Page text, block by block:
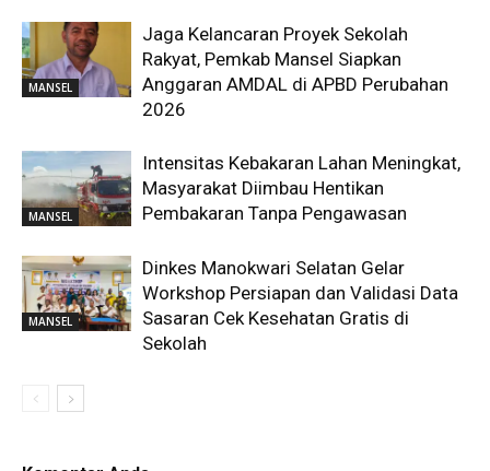
MANSEL
Jaga Kelancaran Proyek Sekolah
Rakyat, Pemkab Mansel Siapkan
Anggaran AMDAL di APBD Perubahan
2026
MANSEL
Intensitas Kebakaran Lahan Meningkat,
Masyarakat Diimbau Hentikan
Pembakaran Tanpa Pengawasan
MANSEL
Dinkes Manokwari Selatan Gelar
Workshop Persiapan dan Validasi Data
Sasaran Cek Kesehatan Gratis di
Sekolah